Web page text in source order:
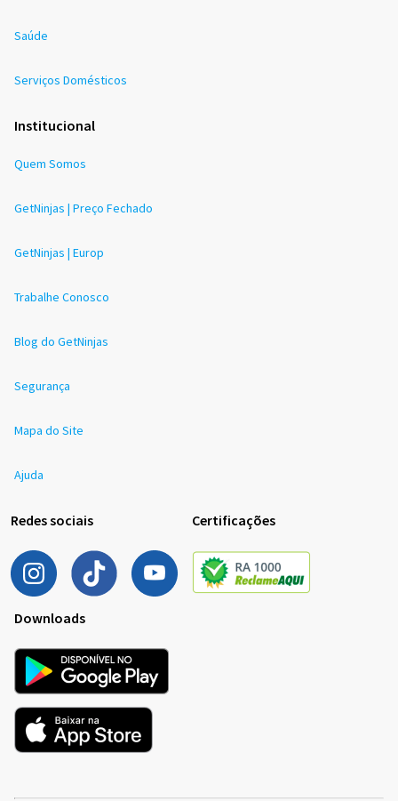
Saúde
Serviços Domésticos
Institucional
Quem Somos
GetNinjas | Preço Fechado
GetNinjas | Europ
Trabalhe Conosco
Blog do GetNinjas
Segurança
Mapa do Site
Ajuda
Redes sociais Certificações
Downloads